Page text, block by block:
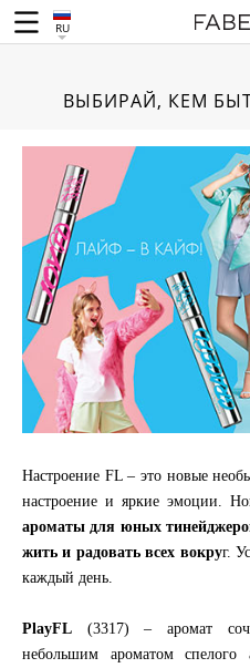
RU
ВЫБИРАЙ, КЕМ
Настроение FL – это новые
настроение и яркие эмоции.
ароматы для юных
жить и радовать всех вокруг.
каждый день.
PlayFL (3317) – аромат
небольшим ароматом